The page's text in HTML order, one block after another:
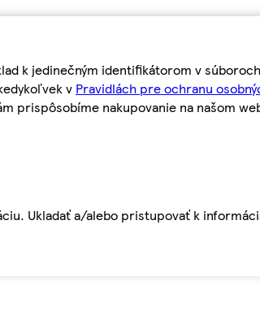
k jedinečným identifikátorom v
v Pravidlách pre ochranu
prispôsobíme nakupovanie na našom
Ukladať a/alebo pristupovať k